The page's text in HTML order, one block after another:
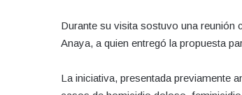
Durante su visita sostuvo una reunión
Anaya, a quien entregó la propuesta
La iniciativa, presentada previamente